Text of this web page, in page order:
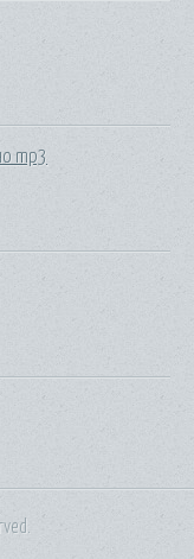
mp3